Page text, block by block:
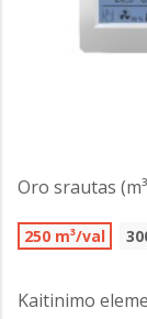
Oro srautas
250 m³/val
Kaitinimo